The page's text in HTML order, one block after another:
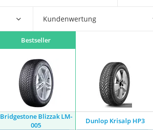
Kundenwertung
Bestseller
Bridgestone Blizzak LM-
005
Dunlop Krisalp HP3